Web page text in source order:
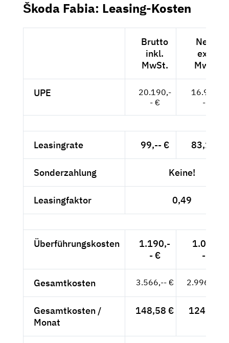
Škoda Fabia: Leasing-Kosten
Brutto
inkl.
MwSt.
Netto
exkl.
MwSt.
UPE
20.190,-
- €
16.966,-
- €
Leasingrate 99,-- € 83,19 €
Sonderzahlung Keine!
Leasingfaktor 0,49
Überführungskosten
1.190,-
- €
1.000,-
- €
Gesamtkosten 3.566,-- € 2.996,64 €
Gesamtkosten /
Monat
148,58 € 124,86 €